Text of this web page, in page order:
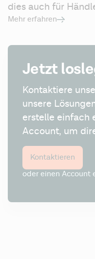
dies auch für
Mehr erfahren
Jetzt
Kontaktiere
unsere
erstelle einfach
Account, um
Kontaktieren
oder einen Account